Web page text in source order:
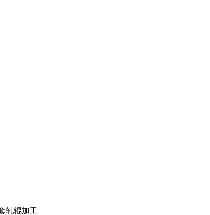
轧辊加工